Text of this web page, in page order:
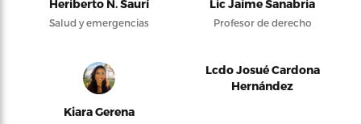
Heriberto N. Saurí
Salud y emergencias
Lic Jaime Sanabria
Profesor de derecho
Kiara Gerena
Lcdo Josué Cardona
Hernández